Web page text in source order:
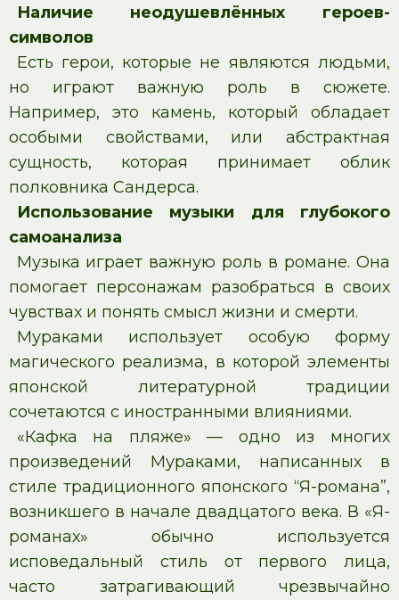
Наличие неодушевлённых героев-
символов
Есть герои, которые не являются людьми,
но играют важную роль в сюжете.
Например, это камень, который обладает
особыми свойствами, или абстрактная
сущность, которая принимает облик
полковника Сандерса.
Использование музыки для глубокого
самоанализа
Музыка играет важную роль в романе. Она
помогает персонажам разобраться в своих
чувствах и понять смысл жизни и смерти.
Мураками использует особую форму
магического реализма, в которой элементы
японской литературной традиции
сочетаются с иностранными влияниями.
«Кафка на пляже» — одно из многих
произведений Мураками, написанных в
стиле традиционного японского “Я-романа”,
возникшего в начале двадцатого века. В «Я-
романах» обычно используется
исповедальный стиль от первого лица,
часто затрагивающий чрезвычайно